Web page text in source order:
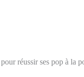
réussir ses pop à la